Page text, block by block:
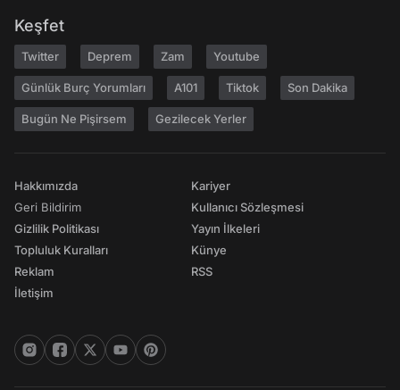
Keşfet
Twitter Deprem Zam Youtube
Günlük Burç Yorumları A101 Tiktok Son Dakika
Bugün Ne Pişirsem Gezilecek Yerler
Hakkımızda
Geri Bildirim
Gizlilik Politikası
Topluluk Kuralları
Reklam
İletişim
Kariyer
Kullanıcı Sözleşmesi
Yayın İlkeleri
Künye
RSS